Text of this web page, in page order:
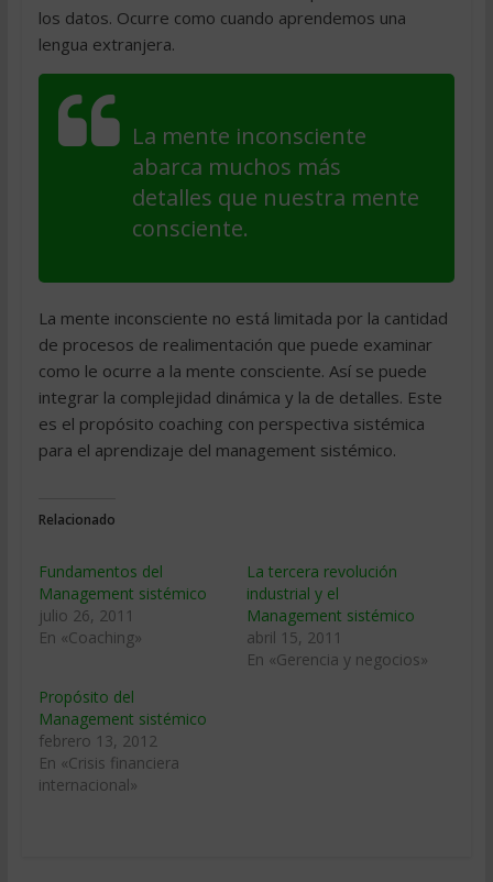
los datos. Ocurre como cuando aprendemos una
lengua extranjera.
La mente inconsciente
abarca muchos más
detalles que nuestra mente
consciente.
La mente inconsciente no está limitada por la cantidad
de procesos de realimentación que puede examinar
como le ocurre a la mente consciente. Así se puede
integrar la complejidad dinámica y la de detalles. Este
es el propósito coaching con perspectiva sistémica
para el aprendizaje del management sistémico.
Relacionado
Fundamentos del
Management sistémico
julio 26, 2011
En «Coaching»
La tercera revolución
industrial y el
Management sistémico
abril 15, 2011
En «Gerencia y negocios»
Propósito del
Management sistémico
febrero 13, 2012
En «Crisis financiera
internacional»